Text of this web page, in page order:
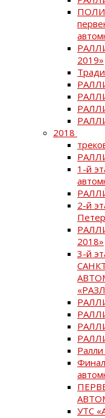
2019»
2018
1-й
2-й
2018»
3-й
УТС